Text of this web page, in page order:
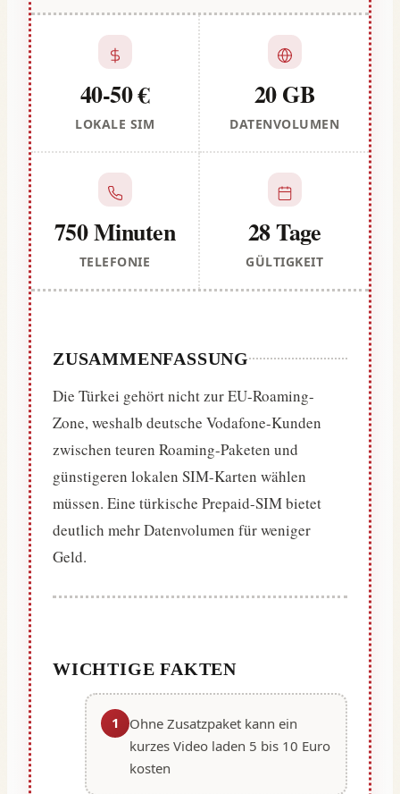
40-50 €
LOKALE SIM
20 GB
DATENVOLUMEN
750 Minuten
TELEFONIE
28 Tage
GÜLTIGKEIT
ZUSAMMENFASSUNG
Die Türkei gehört nicht zur EU-Roaming-
Zone, weshalb deutsche Vodafone-Kunden
zwischen teuren Roaming-Paketen und
günstigeren lokalen SIM-Karten wählen
müssen. Eine türkische Prepaid-SIM bietet
deutlich mehr Datenvolumen für weniger
Geld.
WICHTIGE FAKTEN
1
Ohne Zusatzpaket kann ein
kurzes Video laden 5 bis 10 Euro
kosten